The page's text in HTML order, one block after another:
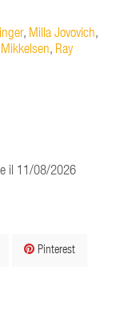
, Milla Jovovich,
, Ray
il 11/08/2026
Pinterest